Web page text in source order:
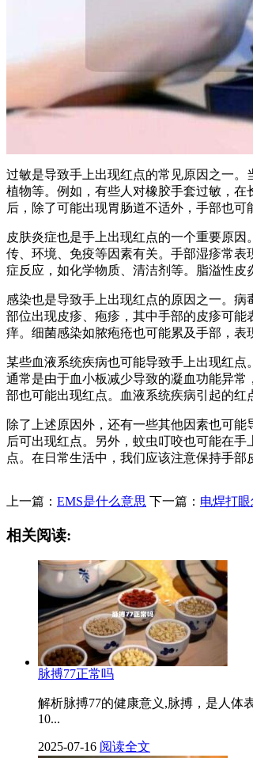
过敏是导致手上出现红点的常见原因之一
植物等。例如，有些人对橡胶手套过敏，
后，除了可能出现胃肠道不适外，手部也
皮肤炎症也是手上出现红点的一个重要原
传、环境、免疫等因素有关。手部湿疹常
症反应，如化学物质、清洁剂等。脂溢性皮
感染也是导致手上出现红点的原因之一。
部位出现皮疹、疱疹，其中手部的皮疹可
痒。细菌感染如脓疱疮也可能累及手部，表
某些血液系统疾病也可能导致手上出现红
通常是由于血小板减少导致的凝血功能异
部也可能出现红点。血液系统疾病引起的红
除了上述原因外，还有一些其他因素也可
后可出现红点。另外，蚊虫叮咬也可能在
点。在日常生活中，我们应该注意保持手
上一篇： EMS是什么意思 下一篇： 电焊打
相关阅读:
脉搏77正常吗
解析脉搏77的健康意义,脉搏，是人体
10...
2025-07-16 阅读全文